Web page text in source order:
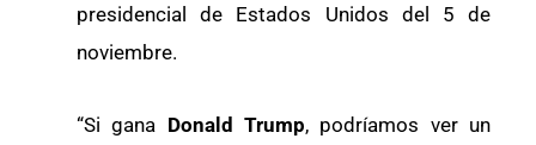
presidencial de Estados Unidos del 5 de
noviembre.
“Si gana Donald Trump, podríamos ver un